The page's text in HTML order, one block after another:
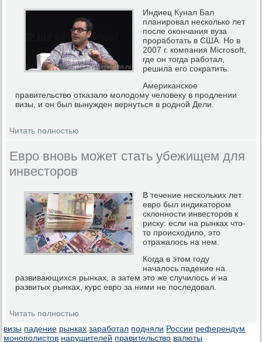
Индиец Кунал Бал
планировал несколько лет
после окончания вуза
проработать в США. Но в
2007 г. компания Microsoft,
где он тогда работал,
решила его сократить.
Американское
правительство отказало молодому человеку в продлении
визы, и он был вынужден вернуться в родной Дели.
Читать полностью
Евро вновь может стать убежищем для
инвесторов
В течение нескольких лет
евро был индикатором
склонности инвесторов к
риску: если на рынках что-
то происходило, это
отражалось на нем.
Когда в этом году
началось падение на
развивающихся рынках, а затем это же случилось и на
развитых рынках, курс евро за ними не последовал.
Читать полностью
визы падение рынках заработал подняли России референдум
монополистов нарушителей правительство валюты